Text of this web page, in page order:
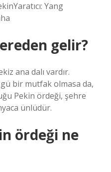
Yang
gelir?
ana dalı vardır.
bir mutfak olmasa da,
Pekin ördeği, şehre
ünlüdür.
ördeği ne